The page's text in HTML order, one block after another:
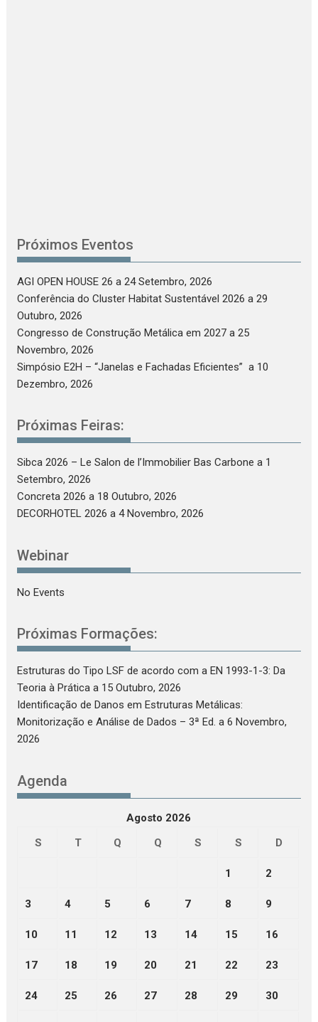
Próximos Eventos
AGI OPEN HOUSE 26 a 24 Setembro, 2026
Conferência do Cluster Habitat Sustentável 2026 a 29
Outubro, 2026
Congresso de Construção Metálica em 2027 a 25
Novembro, 2026
Simpósio E2H – “Janelas e Fachadas Eficientes” a 10
Dezembro, 2026
Próximas Feiras:
Sibca 2026 – Le Salon de l’Immobilier Bas Carbone a 1
Setembro, 2026
Concreta 2026 a 18 Outubro, 2026
DECORHOTEL 2026 a 4 Novembro, 2026
Webinar
No Events
Próximas Formações:
Estruturas do Tipo LSF de acordo com a EN 1993-1-3: Da
Teoria à Prática a 15 Outubro, 2026
Identificação de Danos em Estruturas Metálicas:
Monitorização e Análise de Dados – 3ª Ed. a 6 Novembro,
2026
Agenda
Agosto 2026
S
T Q Q S S D
1 2
3 4 5 6 7 8 9
10 11 12 13 14 15 16
17 18 19 20 21 22 23
24 25 26 27 28 29 30